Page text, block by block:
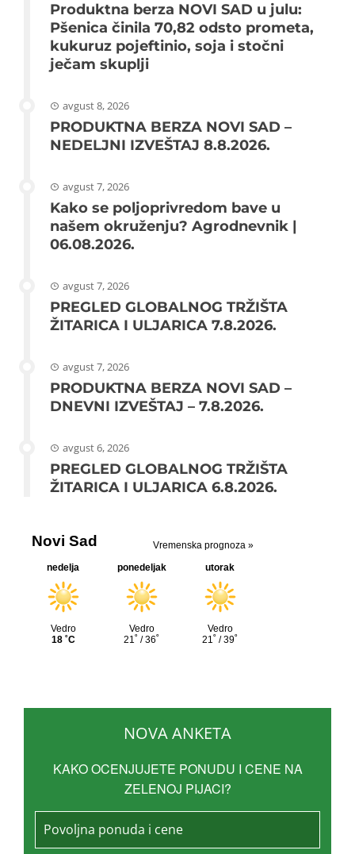
Produktna berza NOVI SAD u julu:
Pšenica činila 70,82 odsto prometa,
kukuruz pojeftinio, soja i stočni
ječam skuplji
avgust 8, 2026
PRODUKTNA BERZA NOVI SAD –
NEDELJNI IZVEŠTAJ 8.8.2026.
avgust 7, 2026
Kako se poljoprivredom bave u
našem okruženju? Agrodnevnik |
06.08.2026.
avgust 7, 2026
PREGLED GLOBALNOG TRŽIŠTA
ŽITARICA I ULJARICA 7.8.2026.
avgust 7, 2026
PRODUKTNA BERZA NOVI SAD –
DNEVNI IZVEŠTAJ – 7.8.2026.
avgust 6, 2026
PREGLED GLOBALNOG TRŽIŠTA
ŽITARICA I ULJARICA 6.8.2026.
NOVA ANKETA
KAKO OCENJUJETE PONUDU I CENE NA
ZELENOJ PIJACI?
Povoljna ponuda i cene